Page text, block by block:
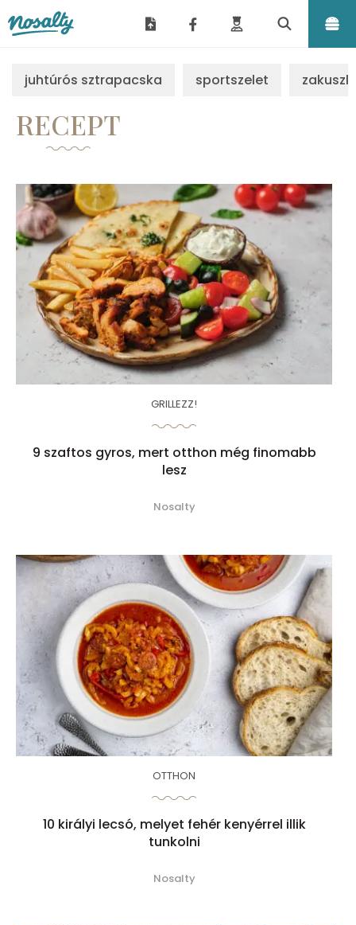
juhtúrós sztrapacska sportszelet
RECEPT
GRILLEZZ!
9 szaftos gyros, mert otthon még finomabb
lesz
Nosalty
OTTHON
10 királyi lecsó, melyet fehér kenyérrel illik
tunkolni
Nosalty